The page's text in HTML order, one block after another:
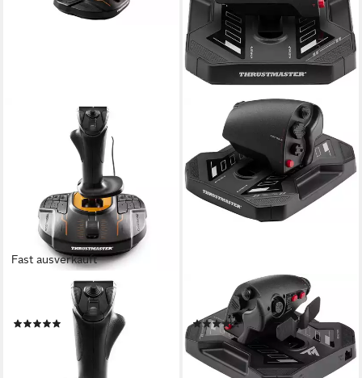
Fast ausverkauft
THRUSTMASTER
T.16000M FCS Joystick
(3)
UVP 69,99 €
lieferbar - in 3-4 Werktagen bei dir
THRUSTMASTER
Sol-R 6 Throttle Schubhebel
(1)
ab 159,67 €
14,58 €mtl. in 12 Raten
lieferbar - in 4-5 Werktagen bei dir